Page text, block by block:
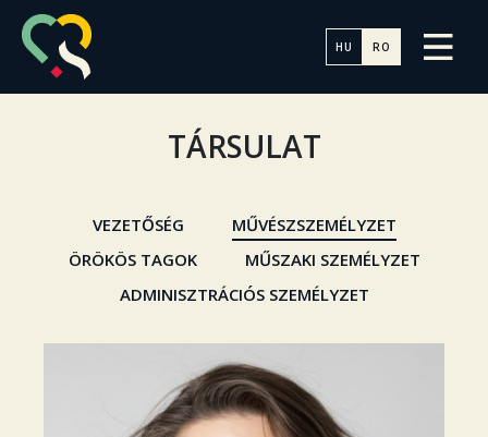
HU RO
TÁRSULAT
VEZETŐSÉG
MŰVÉSZSZEMÉLYZET
ÖRÖKÖS TAGOK
MŰSZAKI SZEMÉLYZET
ADMINISZTRÁCIÓS SZEMÉLYZET